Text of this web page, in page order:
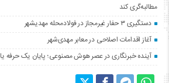
مطالبه‌گری کند
دستگیری ۳ حفار غیرمجاز در فولادمحله مهدیشهر
آغاز اقدامات اصلاحی در معابر مهدی‌شهر
آینده خبرنگاری در عصر هوش مصنوعی؛ پایان یک حرفه یا